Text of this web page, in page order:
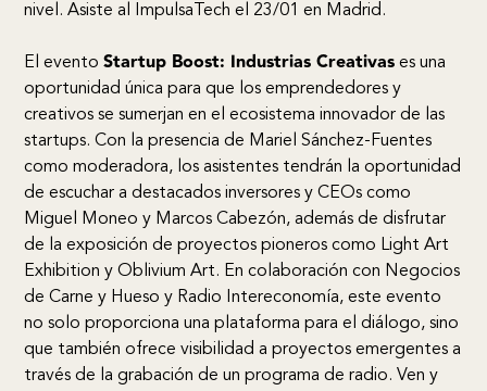
nivel. Asiste al ImpulsaTech el 23/01 en Madrid.
El eventoStartup Boost: Industrias Creativas es una
oportunidad única para que los emprendedores y
creativos se sumerjan en el ecosistema innovador de las
startups. Con la presencia de Mariel Sánchez-Fuentes
como moderadora, los asistentes tendrán la oportunidad
de escuchar a destacados inversores y CEOs como
Miguel Moneo y Marcos Cabezón, además de disfrutar
de la exposición de proyectos pioneros como Light Art
Exhibition y Oblivium Art. En colaboración con Negocios
de Carne y Hueso y Radio Intereconomía, este evento
no solo proporciona una plataforma para el diálogo, sino
que también ofrece visibilidad a proyectos emergentes a
través de la grabación de un programa de radio. Ven y